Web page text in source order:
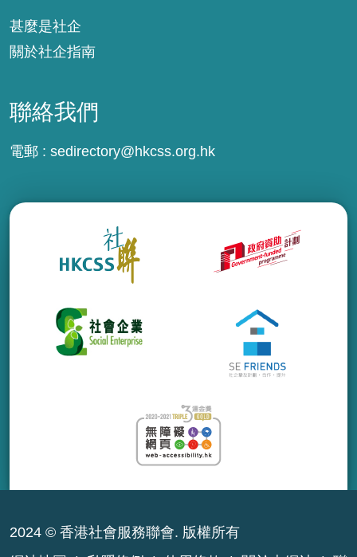
甚麼是社企
關於社企指南
聯絡我們
電郵 : sedirectory@hkcss.org.hk
2024 © 香港社會服務聯會. 版權所有